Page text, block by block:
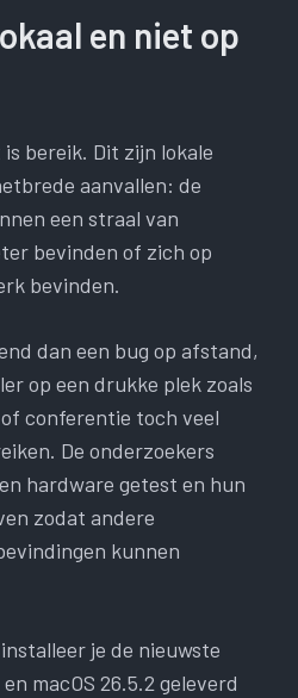
en niet op
bereik. Dit zijn lokale
aanvallen: de
een straal van
bevinden of zich op
bevinden.
dan een bug op afstand,
op een drukke plek zoals
conferentie toch veel
De onderzoekers
hardware getest en hun
zodat andere
kunnen
je de nieuwste
macOS 26.5.2 geleverd